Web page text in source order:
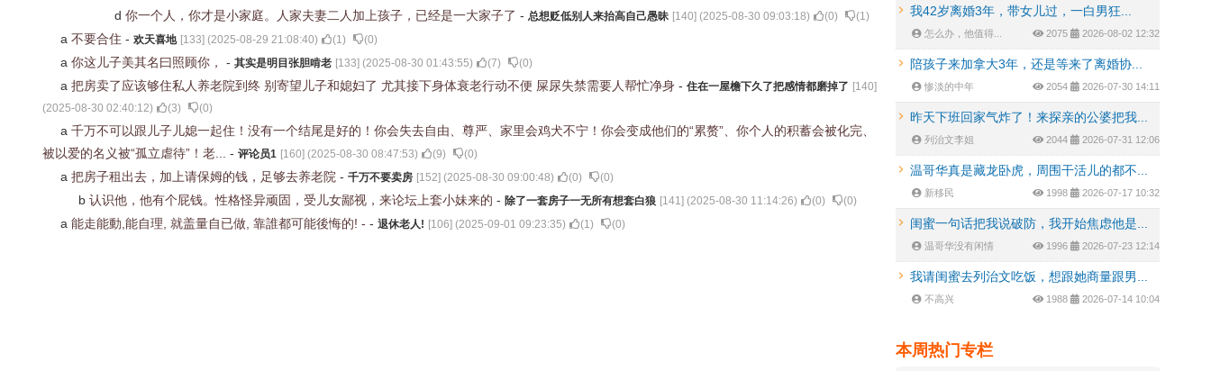
d 你一个人，你才是小家庭。人家夫妻二人加上孩子，已经是一大家子了 - 总想贬低别人来抬高自己愚昧 [140] (2025-08-30 09:03:18) (0) (1)
a 不要合住 - 欢天喜地 [133] (2025-08-29 21:08:40) (1) (0)
a 你这儿子美其名曰照顾你， - 其实是明目张胆啃老 [133] (2025-08-30 01:43:55) (7) (0)
a 把房卖了应该够住私人养老院到终 别寄望儿子和媳妇了 尤其接下身体衰老行动不便 屎尿失禁需要人帮忙净身 - 住在一屋檐下久了把感情都磨掉了 [140]
(2025-08-30 02:40:12) (3) (0)
a 千万不可以跟儿子儿媳一起住！没有一个结尾是好的！你会失去自由、尊严、家里会鸡犬不宁！你会变成他们的“累赘”、你个人的积蓄会被化完、
被以爱的名义被“孤立虐待”！老... - 评论员1 [160] (2025-08-30 08:47:53) (9) (0)
a 把房子租出去，加上请保姆的钱，足够去养老院 - 千万不要卖房 [152] (2025-08-30 09:00:48) (0) (0)
b 认识他，他有个屁钱。性格怪异顽固，受儿女鄙视，来论坛上套小妹来的 - 除了一套房子一无所有想套白狼 [141] (2025-08-30 11:14:26) (0) (0)
a 能走能動,能自理, 就盖量自已做, 靠誰都可能後悔的! - - 退休老人! [106] (2025-09-01 09:23:35) (1) (0)
我42岁离婚3年，带女儿过，一白男狂...
怎么办，他值得... 2075 2026-08-02 12:32
陪孩子来加拿大3年，还是等来了离婚协...
惨淡的中年 2054 2026-07-30 14:11
昨天下班回家气炸了！来探亲的公婆把我...
列治文李姐 2044 2026-07-31 12:06
温哥华真是藏龙卧虎，周围干活儿的都不...
新移民 1998 2026-07-17 10:32
闺蜜一句话把我说破防，我开始焦虑他是...
温哥华没有闲情 1996 2026-07-23 12:14
我请闺蜜去列治文吃饭，想跟她商量跟男...
不高兴 1988 2026-07-14 10:04
本周热门专栏